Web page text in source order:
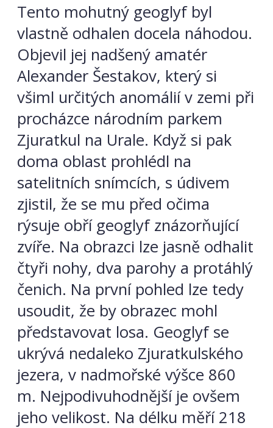
Tento mohutný geoglyf byl
vlastně odhalen docela náhodou.
Objevil jej nadšený amatér
Alexander Šestakov, který si
všiml určitých anomálií v zemi při
procházce národním parkem
Zjuratkul na Urale. Když si pak
doma oblast prohlédl na
satelitních snímcích, s údivem
zjistil, že se mu před očima
rýsuje obří geoglyf znázorňující
zvíře. Na obrazci lze jasně odhalit
čtyři nohy, dva parohy a protáhlý
čenich. Na první pohled lze tedy
usoudit, že by obrazec mohl
představovat losa. Geoglyf se
ukrývá nedaleko Zjuratkulského
jezera, v nadmořské výšce 860
m. Nejpodivuhodnější je ovšem
jeho velikost. Na délku měří 218